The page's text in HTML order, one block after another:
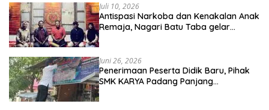
Juli 10, 2026
Antispasi Narkoba dan Kenakalan Anak
Remaja, Nagari Batu Taba gelar
Juni 26, 2026
Penerimaan Peserta Didik Baru, Pihak
SMK KARYA Padang Panjang